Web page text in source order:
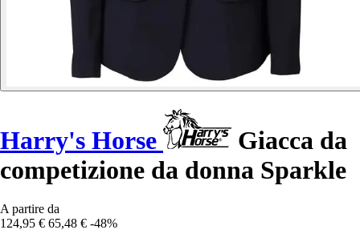
Harry's Horse
Giacca da
competizione da donna Sparkle
A partire da
124,95 € 65,48 € -48%